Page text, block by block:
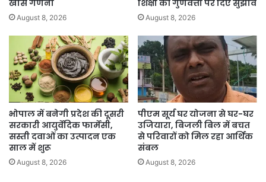
खास गणना
August 8, 2026
शिक्षा की गुणवत्ता पर दिए सुझाव
August 8, 2026
भोपाल में बनेगी प्रदेश की दूसरी
सरकारी आयुर्वेदिक फार्मेसी,
सस्ती दवाओं का उत्पादन एक
साल में शुरू
August 8, 2026
पीएम सूर्य घर योजना से घर-घर
उजियारा, बिजली बिल में बचत
से परिवारों को मिल रहा आर्थिक
संबल
August 8, 2026